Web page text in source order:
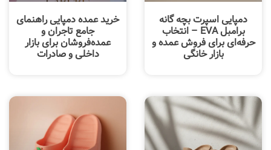
دمپایی اسپرت بچه گانه
برامبل EVA – انتخاب
حرفه‌ای برای فروش عمده و
بازار خانگی
خرید عمده دمپایی راهنمای
جامع تاجران و
عمده‌فروشان برای بازار
داخلی و صادرات